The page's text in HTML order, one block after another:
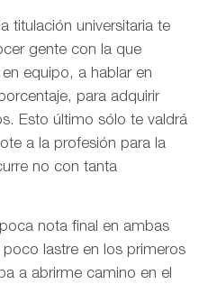
titulación universitaria te
gente con la que
equipo, a hablar en
para adquirir
Esto último sólo te valdrá
a la profesión para la
no con tanta
nota final en ambas
lastre en los primeros
a abrirme camino en el